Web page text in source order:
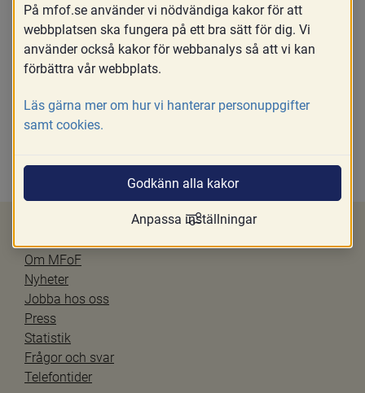
Skriv ut
Börja med att bli medlem i en auktoriserad
adoptionsorganisation. Kontakta sen socialtjänsten i
Uppdaterad senast 2019-11-20
Om MFoF
Nyheter
Jobba hos oss
Press
Statistik
Frågor och svar
Telefontider
På mfof.se använder vi nödvändiga kakor för att
webbplatsen ska fungera på ett bra sätt för dig. Vi
använder också kakor för webbanalys så att vi kan
förbättra vår webbplats.
Läs gärna mer om hur vi hanterar personuppgifter
samt cookies.
Godkänn alla kakor
Anpassa inställningar